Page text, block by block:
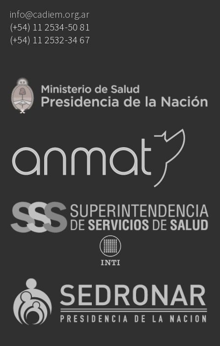
info@cadiem.org.ar
(+54) 11 2534-50 81
(+54) 11 2532-34 67